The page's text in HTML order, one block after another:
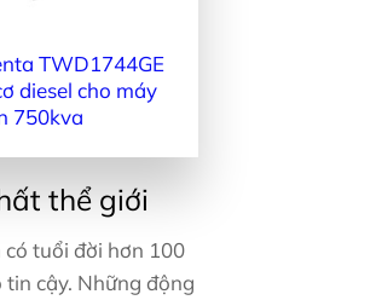
TWD1744GE
diesel cho máy
750kva
thể giới
tuổi đời hơn 100
cậy. Những động